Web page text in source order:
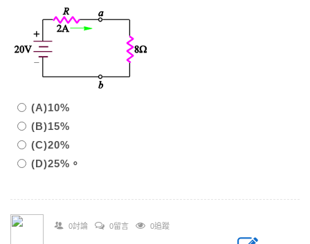
(A)10%
(B)15%
(C)20%
(D)25%。
0討論 0留言 0追蹤